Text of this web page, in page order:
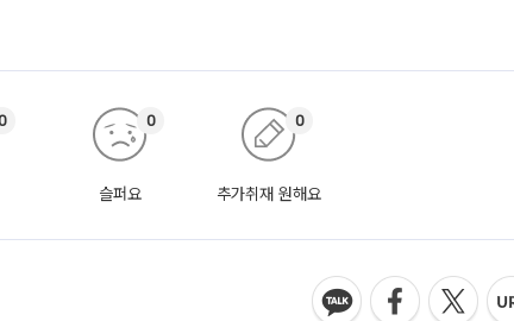
슬퍼요
0
추가취재 원해요
0